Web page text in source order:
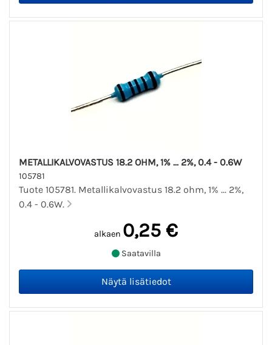
METALLIKALVOVASTUS 18.2 OHM, 1% ... 2%, 0.4 - 0.6W
105781
Tuote 105781. Metallikalvovastus 18.2 ohm, 1% ... 2%,
0.4 - 0.6W.
alkaen 0,25 €
Saatavilla